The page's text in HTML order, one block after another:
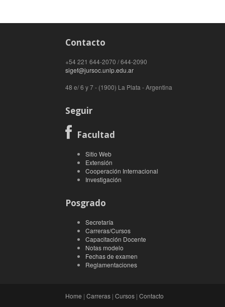
Contacto
+54 221 644-2070 / 644-2090
sigef@jursoc.unlp.edu.ar
48 e/ 6 y 7 - (1900) La Plata - Argentina
Seguir
Facultad
Sitio Web
Extensión
Cooperación Internacional
Investigación
Posgrado
Secretaría
Carreras/Cursos
Capacitación Docente
Notas modelo
Fechas de examen
Reglamentaciones
Home | Carreras | Cursos | Contacto